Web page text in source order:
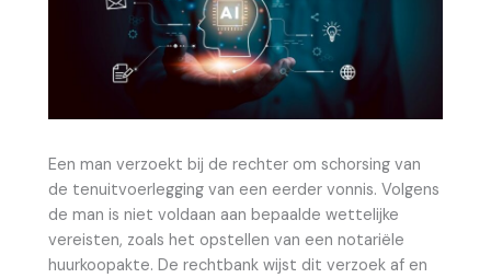
Een man verzoekt bij de rechter om schorsing van
de tenuitvoerlegging van een eerder vonnis. Volgens
de man is niet voldaan aan bepaalde wettelijke
vereisten, zoals het opstellen van een notariële
huurkoopakte. De rechtbank wijst dit verzoek af en